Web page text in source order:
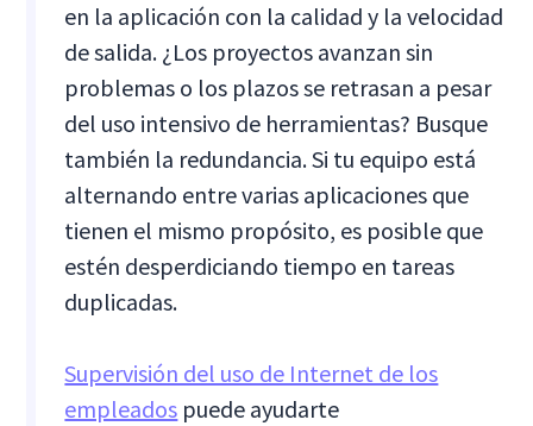
en la aplicación con la calidad y la velocidad
de salida. ¿Los proyectos avanzan sin
problemas o los plazos se retrasan a pesar
del uso intensivo de herramientas? Busque
también la redundancia. Si tu equipo está
alternando entre varias aplicaciones que
tienen el mismo propósito, es posible que
estén desperdiciando tiempo en tareas
duplicadas.
Supervisión del uso de Internet de los
empleados puede ayudarte